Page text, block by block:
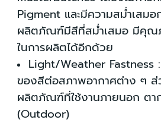
Pigment และมีความสม่ำเสม
ผลิตภัณฑ์มีสีที่สม่ำเสมอ มีคุณ
ในการผลิตได้อีกด้วย
Light/Weather Fastness
ของสีต่อสภาพอากาศต่าง ๆ ส่
ผลิตภัณฑ์ที่ใช้งานภายนอก ต
(Outdoor)